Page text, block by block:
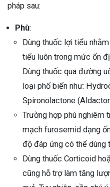
pháp sau:
Phù:
Dùng thuốc lợi tiểu
tiểu luôn trong mức ổn
Dùng thuốc qua đường
loại phổ biến như:
Spironolactone
Trường hợp phù nghiêm
mạch furosemid dạng
độ đáp ứng có thể dùng
Dùng thuốc Corticoid
cũng hỗ trợ làm tăng